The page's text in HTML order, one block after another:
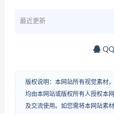
最近更新
版权说明：本网站所有视觉素材
均由本网站或版权所有人授权本
及交流使用。如您需将本网站素